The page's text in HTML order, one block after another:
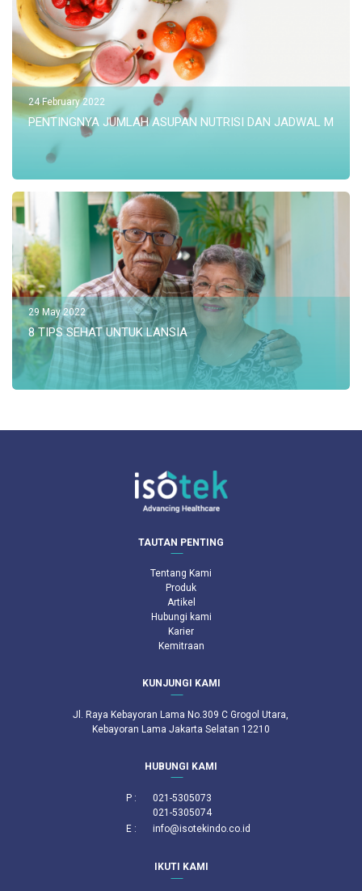
24 February 2022
PENTINGNYA JUMLAH ASUPAN NUTRISI DAN JADWAL
29 May 2022
8 TIPS SEHAT UNTUK LANSIA
TAUTAN PENTING
Tentang Kami
Produk
Artikel
Hubungi kami
Karier
Kemitraan
KUNJUNGI KAMI
Jl. Raya Kebayoran Lama No.309 C Grogol Utara,
Kebayoran Lama Jakarta Selatan 12210
HUBUNGI KAMI
P :
021-5305073
021-5305074
E :
info@isotekindo.co.id
IKUTI KAMI